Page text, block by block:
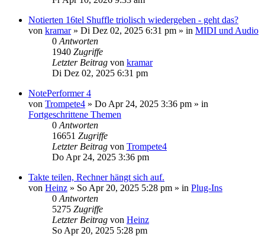
Notierten 16tel Shuffle triolisch wiedergeben - geht das?
von kramar» Di Dez 02, 2025 6:31 pm » in MIDI und Audio
0 Antworten
1940 Zugriffe
Letzter Beitrag von kramar
Di Dez 02, 2025 6:31 pm
NotePerformer 4
von Trompete4 » Do Apr 24, 2025 3:36 pm » in
Fortgeschrittene Themen
0 Antworten
16651 Zugriffe
Letzter Beitrag von Trompete4
Do Apr 24, 2025 3:36 pm
Takte teilen, Rechner hängt sich auf.
von Heinz » So Apr 20, 2025 5:28 pm » in Plug-Ins
0 Antworten
5275 Zugriffe
Letzter Beitrag von Heinz
So Apr 20, 2025 5:28 pm